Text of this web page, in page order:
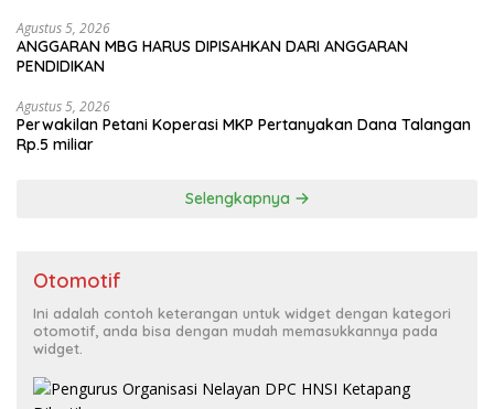
Agustus 5, 2026
ANGGARAN MBG HARUS DIPISAHKAN DARI ANGGARAN
PENDIDIKAN
Agustus 5, 2026
Perwakilan Petani Koperasi MKP Pertanyakan Dana Talangan
Rp.5 miliar
Selengkapnya
Otomotif
Ini adalah contoh keterangan untuk widget dengan kategori
otomotif, anda bisa dengan mudah memasukkannya pada
widget.